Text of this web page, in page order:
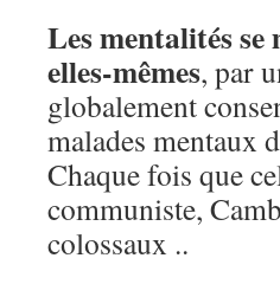
Les mentalités
elles-mêmes, par
globalement
malades mentaux
Chaque fois que
communiste,
colossaux ..